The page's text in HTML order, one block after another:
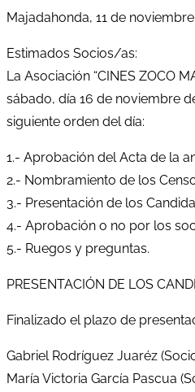
Majadahonda, 11 de
Estimados Socios/as:
La Asociación “CINES ZOCO
sábado, día 16 de noviembre
siguiente orden del día:
1.- Aprobación del Acta de la
2.- Nombramiento de los
3.- Presentación de los
4.- Aprobación o no por los
5.- Ruegos y preguntas.
PRESENTACIÓN DE LOS
Finalizado el plazo de
Gabriel Rodríguez Juaréz
María Victoria García Pascua